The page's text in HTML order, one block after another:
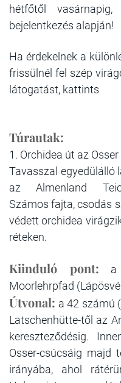
hétfőtől
bejelentkezés alapján!
Ha érdekelnek a
frissülnél fel szép
látogatást, kattints
Túrautak:
1. Orchidea út az
Tavasszal egyedülálló
az Almenland
Számos fajta, csodás
védett orchidea
réteken.
Kiinduló pont: a
Moorlehrpfad
Útvonal: a 42 számú
Latschenhütte-től az
kereszteződésig.
Osser-csúcsáig majd
irányába, ahol